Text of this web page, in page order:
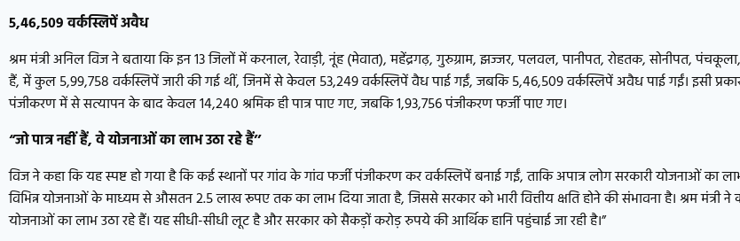
5,46,509वर्कस्लिपें अवैध
श्रम मंत्री अनिल विज ने बताया कि इन 13 जिलों में करनाल, रेवाड़ी, नूंह (मेवात), महेंद्रगढ़, गुरुग्राम, झज्जर, पलवल, पानीपत, रोहतक, सोनीपत,
हैं, में कुल 5,99,758 वर्कस्लिपें जारी की गई थीं, जिनमें से केवल 53,249 वर्कस्लिपें वैध पाई गईं, जबकि 5,46,509 वर्कस्लिपें अवैध पाई गईं। इसी
पंजीकरण में से सत्यापन के बाद केवल 14,240 श्रमिक ही पात्र पाए गए, जबकि 1,93,756 पंजीकरण फर्जी पाए गए।
“जो पात्र नहीं हैं,वे योजनाओं का लाभ उठा रहे हैं’’
विज ने कहा कि यह स्पष्ट हो गया है कि कई स्थानों पर गांव के गांव फर्जी पंजीकरण कर वर्कस्लिपें बनाई गईं, ताकि अपात्र लोग सरकारी योजनाओं का
विभिन्न योजनाओं के माध्यम से औसतन 2.5 लाख रूपए तक का लाभ दिया जाता है, जिससे सरकार को भारी वित्तीय क्षति होने की संभावना है। श्रम मंत्री ने
योजनाओं का लाभ उठा रहे हैं। यह सीधी-सीधी लूट है और सरकार को सैकड़ों करोड़ रुपये की आर्थिक हानि पहुंचाई जा रही है।”